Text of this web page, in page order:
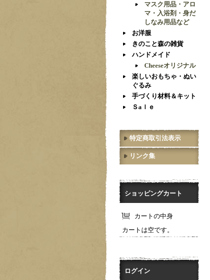
マスク用品・アロ
マ・入浴剤・身だ
しなみ用品など
お洋服
きのこと森の雑貨
ハンドメイド
Cheeseオリジナル
楽しいおもちゃ・ぬい
ぐるみ
手づくり材料＆キット
Ｓaｌｅ
特定商取引法表示
リンク集
ショッピングカート
カートの中身
カートは空です。
ログイン